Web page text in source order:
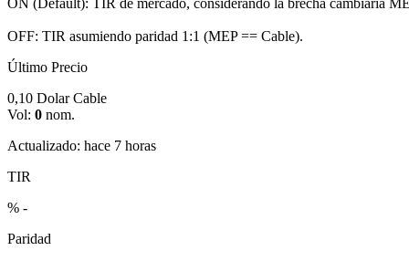
ON (Default): TIR de mercado, considerando la brecha cambiaria
OFF: TIR asumiendo paridad 1:1 (MEP == Cable).
Último Precio
0,10 Dolar Cable
Vol: 0 nom.
Actualizado: hace 7 horas
TIR
% -
Paridad